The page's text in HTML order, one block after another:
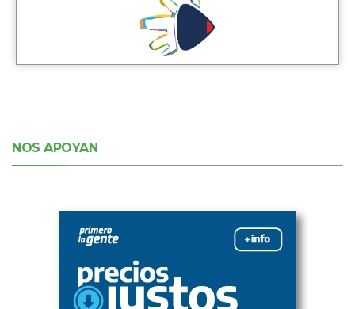
NOS APOYAN